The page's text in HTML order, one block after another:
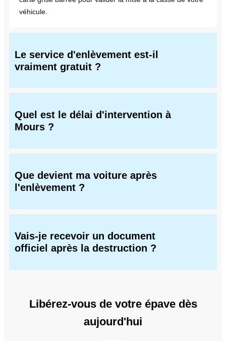
véhicule.
Le service d'enlèvement est-il
vraiment gratuit ?
Quel est le délai d'intervention à
Mours ?
Que devient ma voiture après
l'enlèvement ?
Vais-je recevoir un document
officiel après la destruction ?
Libérez-vous de votre épave dès
aujourd'hui